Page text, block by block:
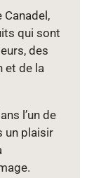
qui sont
des
et de la
l’un de
un plaisir